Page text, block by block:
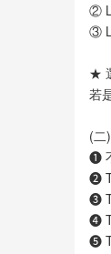
②
③
★
若
(二
❶
❷
❸
❹
❺